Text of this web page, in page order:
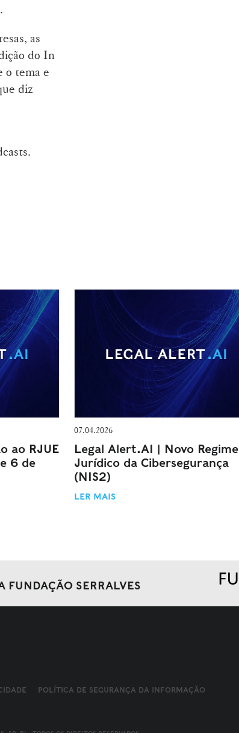
as
do In
o tema e
diz
ao RJUE
6 de
07.04.2026
Legal Alert.AI | Novo Regime
Jurídico da Cibersegurança
(NIS2)
LER MAIS
FUNDAÇÃO SERRALVES
POLÍTICA DE SEGURANÇA DA INFORMAÇÃO